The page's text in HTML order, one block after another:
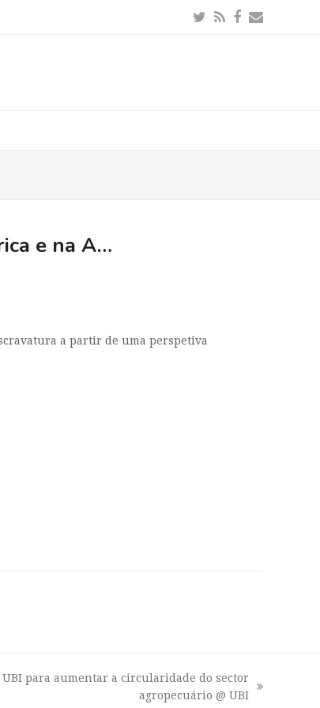
Twitter
RSSFacebook
Email
e na A…
a partir de uma perspetiva
UBI para aumentar a circularidade do sector
agropecuário @ UBI